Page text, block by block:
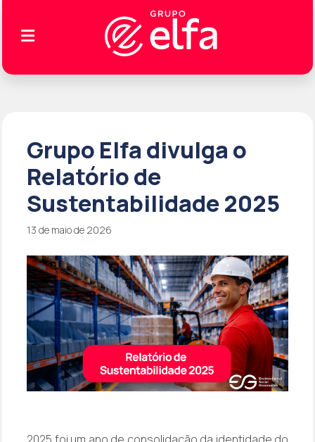
Grupo Elfa divulga o
Relatório de
Sustentabilidade 2025
13 de maio de 2026